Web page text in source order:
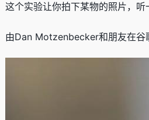
这个实验让你拍下某物的照片，
由Dan Motzenbecker和朋友在谷